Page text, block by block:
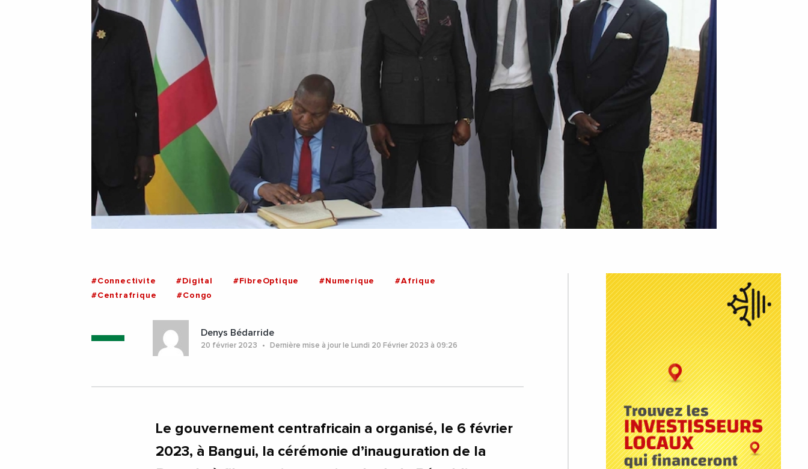
#Connectivite #Digital #FibreOptique #Numerique
#Afrique
#Centrafrique
#Congo
Denys Bédarride
20 février 2023 Dernière mise à jour le Lundi 20 Février 2023 à 09:26
Le gouvernement centrafricain a organisé, le 6 février
2023, à Bangui, la cérémonie d’inauguration de la